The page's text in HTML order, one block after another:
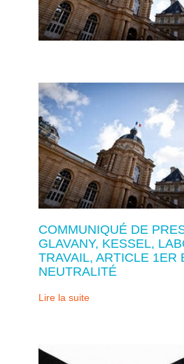
COMMUNIQUÉ DE
GLAVANY, KESSEL,
TRAVAIL, ARTICLE 1ER
NEUTRALITÉ
Lire la suite